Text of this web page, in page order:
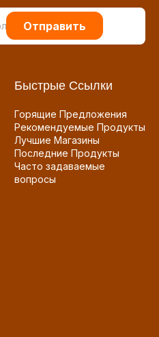
Отправить
Быстрые Ссылки
Горящие Предложения
Рекомендуемые Продукты
Лучшие Магазины
Последние Продукты
Часто задаваемые
вопросы